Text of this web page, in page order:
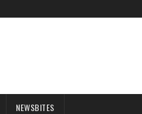
NEWSBITES